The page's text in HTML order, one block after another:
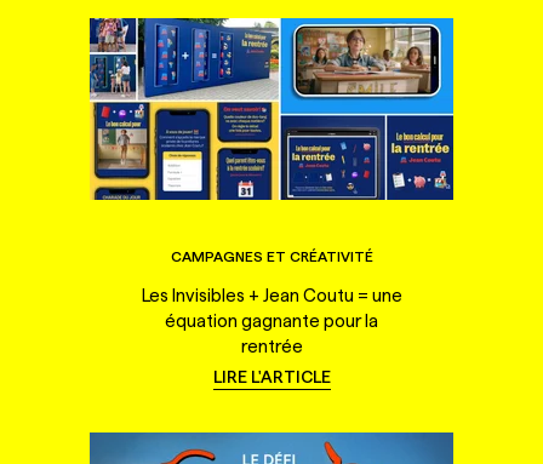
CAMPAGNES ET CRÉATIVITÉ
Les Invisibles + Jean Coutu = une
équation gagnante pour la
rentrée
LIRE L'ARTICLE